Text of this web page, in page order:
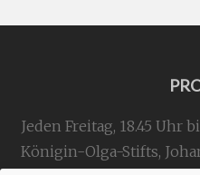
Jeden Freitag, 18.45 Uhr
Königin-Olga-Stifts,